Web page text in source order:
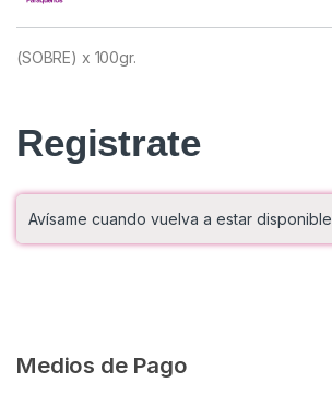
(SOBRE) x 100gr.
Registrate
Avísame cuando vuelva a estar disponible
Medios de Pago